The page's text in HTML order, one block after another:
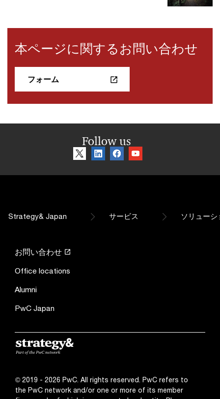
本ページに関するお問い合わせ
フォーム
Follow us
Strategy& Japan サービス ソリューシ
お問い合わせ
Office locations
Alumni
PwC Japan
© 2019 - 2026 PwC. All rights reserved. PwC refers to
the PwC network and/or one or more of its member